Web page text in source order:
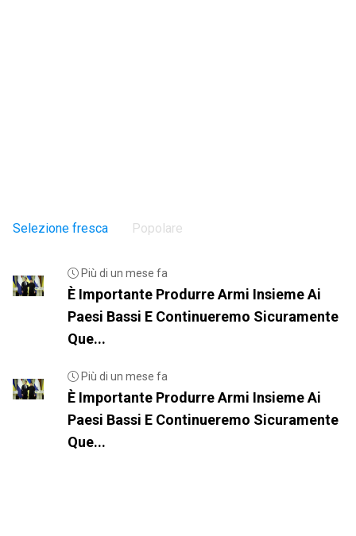
Selezione fresca Popolare
Più di un mese fa
È Importante Produrre Armi Insieme Ai
Paesi Bassi E Continueremo Sicuramente
Que...
Più di un mese fa
È Importante Produrre Armi Insieme Ai
Paesi Bassi E Continueremo Sicuramente
Que...